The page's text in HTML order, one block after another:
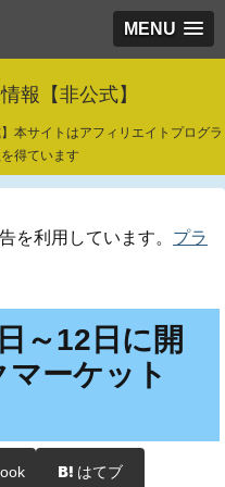
MENU
報【非公式】
本サイトはアフィリエイトプログラ
得ています
を利用しています。 プラ
～12日に開
ーケット
はてブ